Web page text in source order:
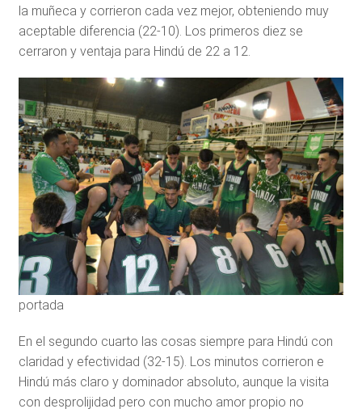
la muñeca y corrieron cada vez mejor, obteniendo muy
aceptable diferencia (22-10). Los primeros diez se
cerraron y ventaja para Hindú de 22 a 12.
portada
En el segundo cuarto las cosas siempre para Hindú con
claridad y efectividad (32-15). Los minutos corrieron e
Hindú más claro y dominador absoluto, aunque la visita
con desprolijidad pero con mucho amor propio no